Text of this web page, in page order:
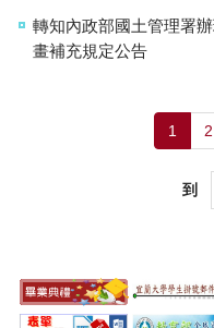
轉知內政部國土管理署
畫補充規定公告
1 2
到